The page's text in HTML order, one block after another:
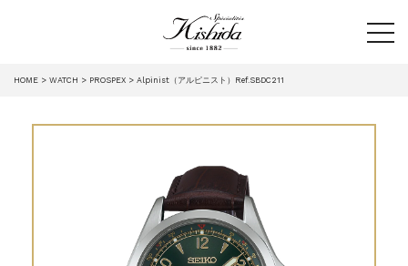
HOME WATCH PROSPEX Alpinist（アルピニスト）Ref.SBDC211